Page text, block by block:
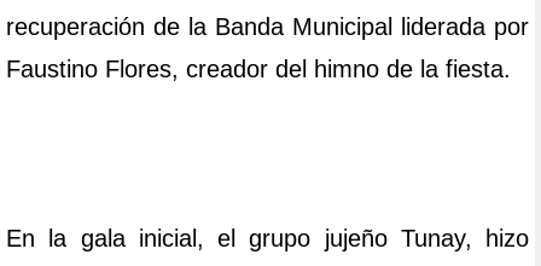
recuperación de la Banda Municipal liderada por
Faustino Flores, creador del himno de la fiesta.
En la gala inicial, el grupo jujeño Tunay, hizo